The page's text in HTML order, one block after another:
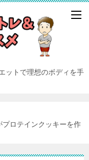
ットで理想のボディを手
プロテインクッキーを作